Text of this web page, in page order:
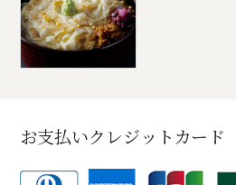
お支払いクレジットカード